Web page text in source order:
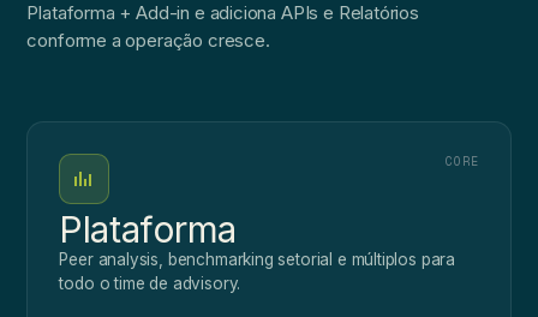
Plataforma + Add-in e adiciona APIs e Relatórios
conforme a operação cresce.
CORE
Plataforma
Peer analysis, benchmarking setorial e múltiplos para
todo o time de advisory.